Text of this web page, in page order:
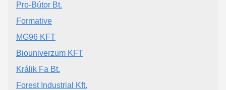
Pro-Bútor Bt.
Formative
MG96 KFT
Biouniverzum KFT
Králik Fa Bt.
Forest Industrial Kft.